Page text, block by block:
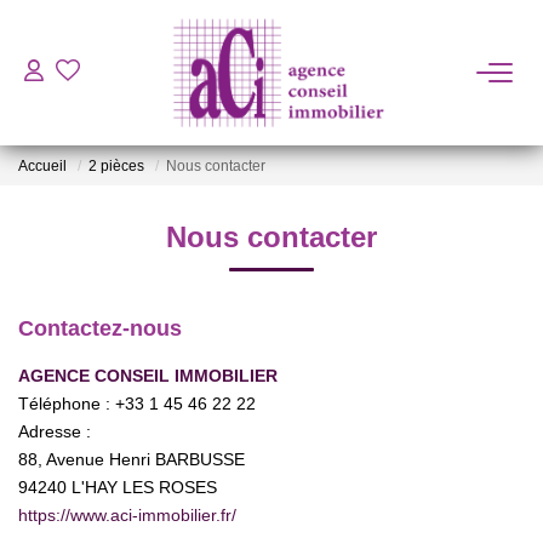
ACHETER
ESTIMER
BIENS VENDUS
Accueil 2 pièces Nous contacter
Nous contacter
Contactez-nous
AGENCE CONSEIL IMMOBILIER
Téléphone : +33 1 45 46 22 22
Adresse :
88, Avenue Henri BARBUSSE
94240 L'HAY LES ROSES
https://www.aci-immobilier.fr/